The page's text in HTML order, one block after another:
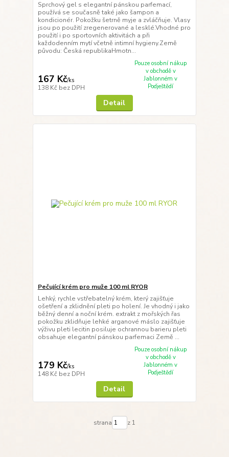
Sprchový gel s elegantní pánskou parfemací,
používá se současně také jako šampon a
kondicionér. Pokožku šetrně myje a zvláčňuje. Vlasy
jsou po použití zregenerované a lesklé.Vhodné pro
použití i po sportovních aktivitách a při
každodenním mytí včetně intimní hygieny.Země
původu: Česká republikaHmotn...
167 Kč/ks
138 Kč bez DPH
Pouze osobní nákup
v obchodě v
Jablonném v
Podještědí
Detail
Pečující krém pro muže 100 ml RYOR
Lehký, rychle vstřebatelný krém, který zajišťuje
ošetření a zklidnění pleti po holení. Je vhodný i jako
běžný denní a noční krém. extrakt z mořských řas
pokožku zklidňuje lehké arganové máslo zajišťuje
výživu pleti lecitin posiluje ochrannou barieru pleti
obsahuje elegantní pánskou parfemaci Země ...
179 Kč/ks
148 Kč bez DPH
Pouze osobní nákup
v obchodě v
Jablonném v
Podještědí
Detail
strana z 1